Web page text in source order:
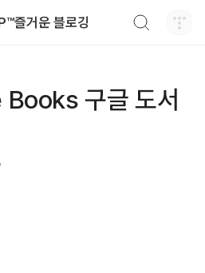
즐거운 블로깅
구글 도서